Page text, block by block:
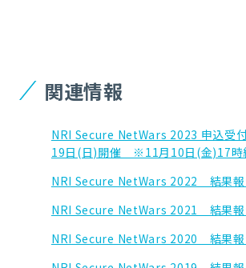
関連情報
NRI Secure NetWars 2023 申込受
19日(日)開催 ※11月10日(金)17時
NRI Secure NetWars 2022 結果
NRI Secure NetWars 2021 結果
NRI Secure NetWars 2020 結果